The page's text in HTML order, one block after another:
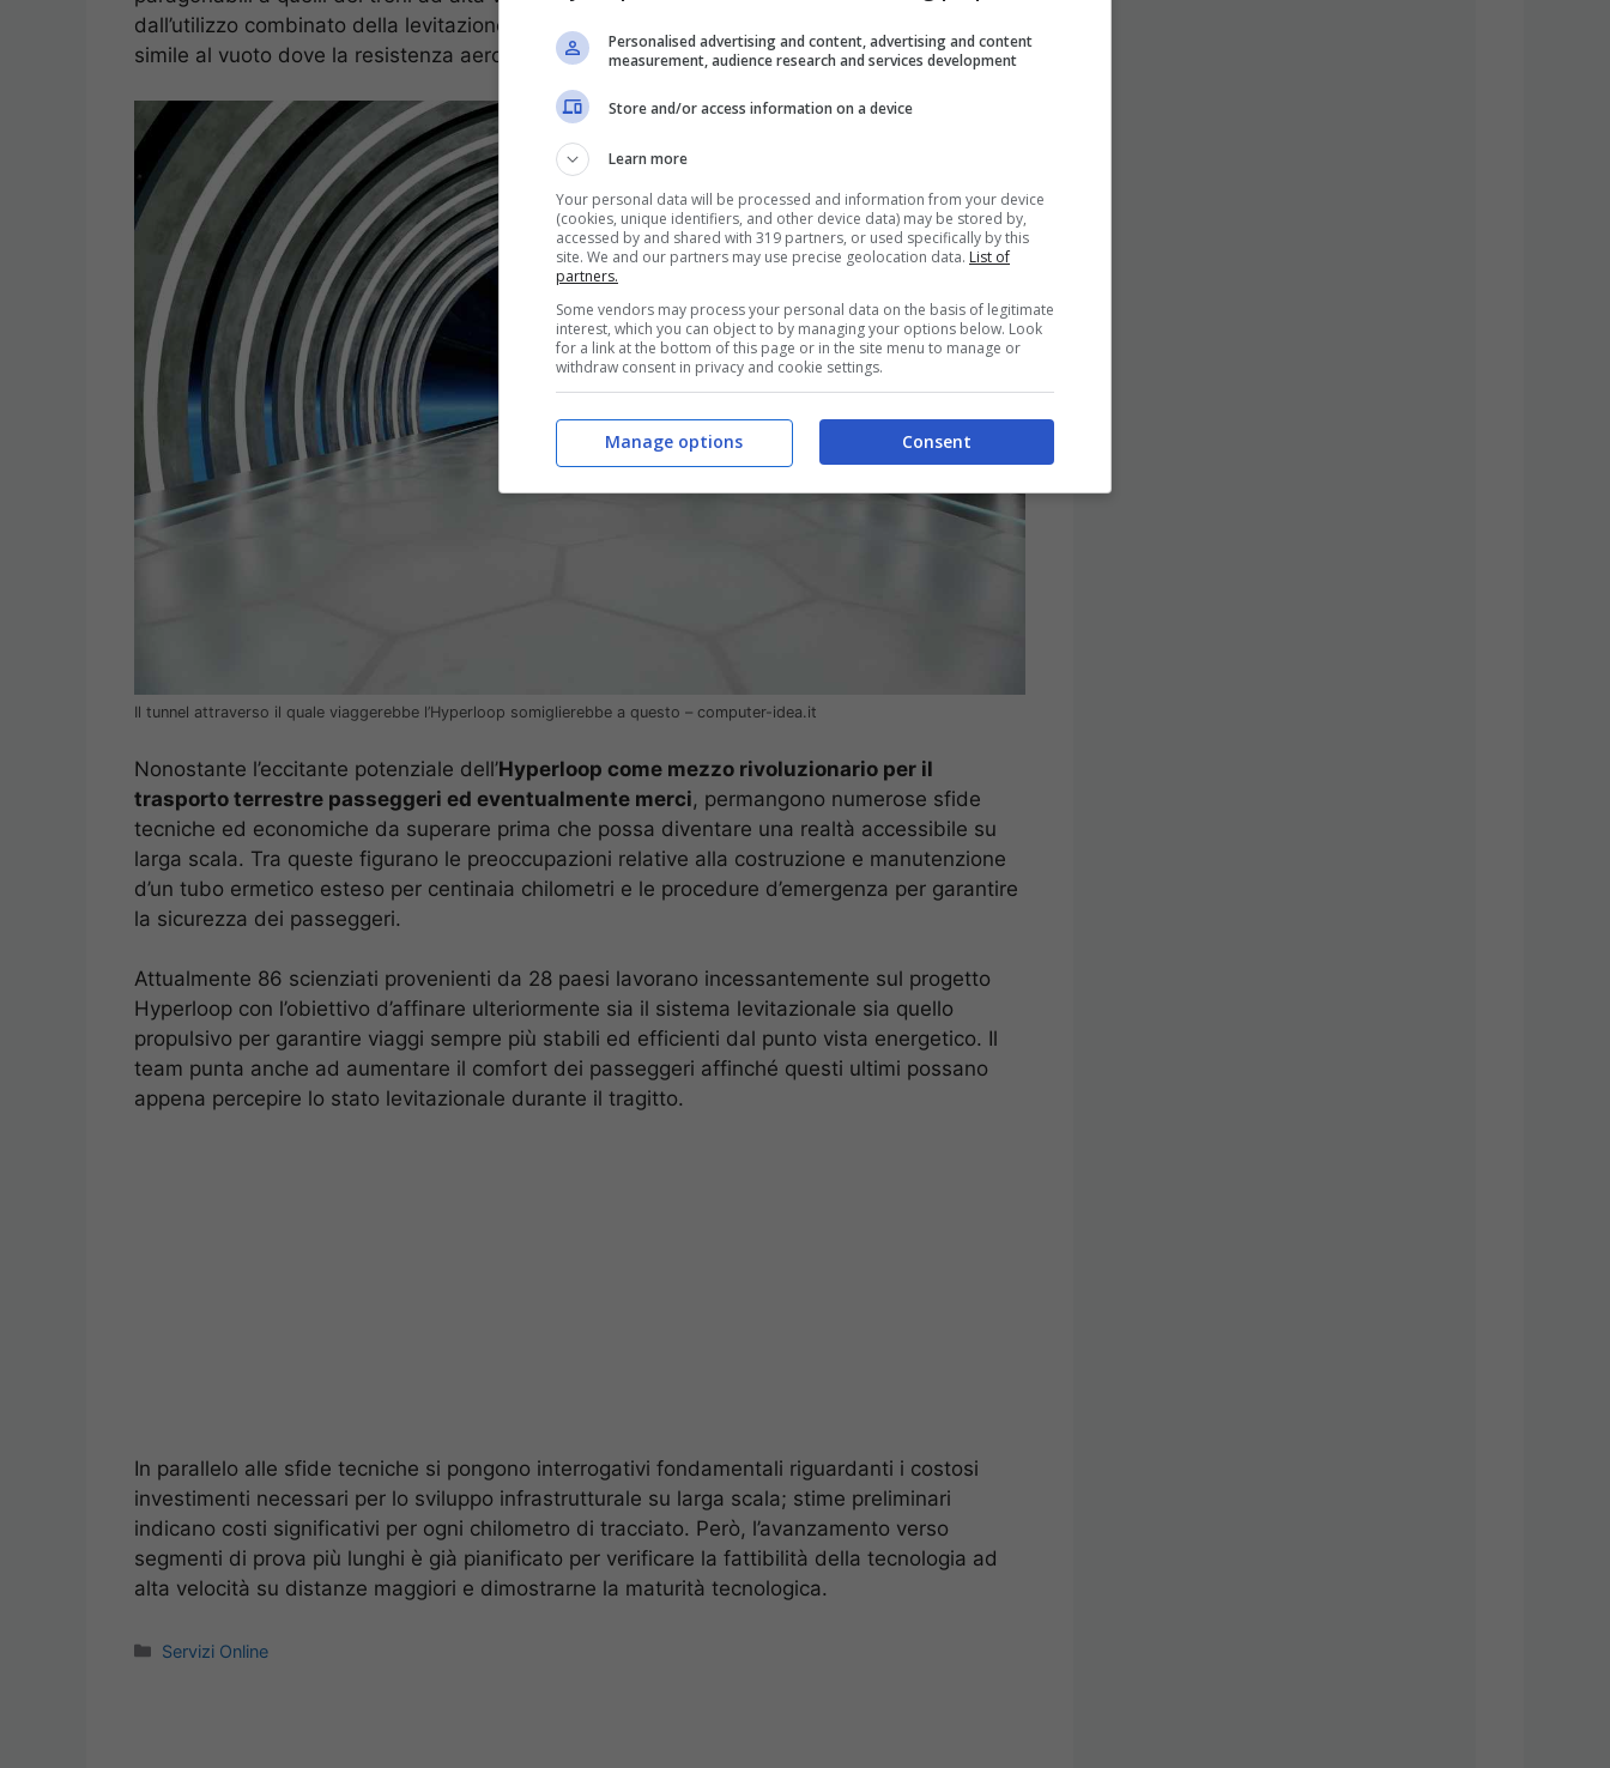
dall’utilizzo combinato della levitazione magnetica e dalla creazione nel tubo d’un ambiente
simile al vuoto dove la resistenza aerodinamica si riduce al minimo.
Il tunnel attraverso il quale viaggerebbe l’Hyperloop somiglierebbe a questo – computer-idea.it
Nonostante l’eccitante potenziale dell’Hyperloop come mezzo rivoluzionario per il
trasporto terrestre passeggeri ed eventualmente merci, permangono numerose sfide
tecniche ed economiche da superare prima che possa diventare una realtà accessibile su
larga scala. Tra queste figurano le preoccupazioni relative alla costruzione e manutenzione
d’un tubo ermetico esteso per centinaia chilometri e le procedure d’emergenza per garantire
la sicurezza dei passeggeri.
Attualmente 86 scienziati provenienti da 28 paesi lavorano incessantemente sul progetto
Hyperloop con l’obiettivo d’affinare ulteriormente sia il sistema levitazionale sia quello
propulsivo per garantire viaggi sempre più stabili ed efficienti dal punto vista energetico. Il
team punta anche ad aumentare il comfort dei passeggeri affinché questi ultimi possano
appena percepire lo stato levitazionale durante il tragitto.
In parallelo alle sfide tecniche si pongono interrogativi fondamentali riguardanti i costosi
investimenti necessari per lo sviluppo infrastrutturale su larga scala; stime preliminari
indicano costi significativi per ogni chilometro di tracciato. Però, l’avanzamento verso
segmenti di prova più lunghi è già pianificato per verificare la fattibilità della tecnologia ad
alta velocità su distanze maggiori e dimostrarne la maturità tecnologica.
Categorie
Servizi Online
Personalised advertising and content, advertising and content
measurement, audience research and services development
Store and/or access information on a device
Learn more
Your personal data will be processed and information from your device
(cookies, unique identifiers, and other device data) may be stored by,
accessed by and shared with 319 partners, or used specifically by this
site. We and our partners may use precise geolocation data. List of
partners.
Some vendors may process your personal data on the basis of legitimate
interest, which you can object to by managing your options below. Look
for a link at the bottom of this page or in the site menu to manage or
withdraw consent in privacy and cookie settings.
Consent
Manage options